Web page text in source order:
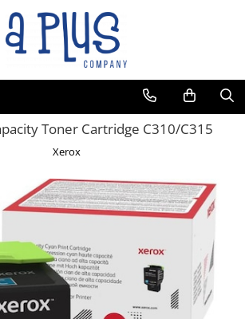
Toner Cartridge C310/C315
Xerox